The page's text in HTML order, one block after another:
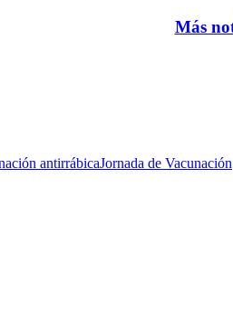
Más
antirrábicaJornada de Vacunación